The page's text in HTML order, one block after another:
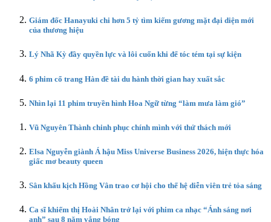
Giám đốc Hanayuki chi hơn 5 tỷ tìm kiếm gương mặt đại diện mới
của thương hiệu
Lý Nhã Kỳ đầy quyền lực và lôi cuốn khi để tóc tém tại sự kiện
6 phim cổ trang Hàn đề tài du hành thời gian hay xuất sắc
Nhìn lại 11 phim truyền hình Hoa Ngữ từng “làm mưa làm gió”
Vũ Nguyên Thành chinh phục chính mình với thử thách mới
Elsa Nguyễn giành Á hậu Miss Universe Business 2026, hiện thực hóa
giấc mơ beauty queen
Sân khấu kịch Hồng Vân trao cơ hội cho thế hệ diễn viên trẻ tỏa sáng
Ca sĩ khiếm thị Hoài Nhân trở lại với phim ca nhạc “Ánh sáng nơi
anh” sau 8 năm vắng bóng